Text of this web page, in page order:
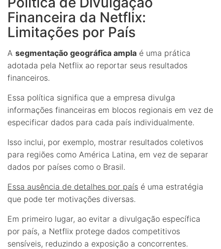
Financeira da Netflix:
Limitações por País
A segmentação geográfica ampla é uma prática
adotada pela Netflix ao reportar seus resultados
financeiros.
Essa política significa que a empresa divulga
informações financeiras em blocos regionais em vez de
especificar dados para cada país individualmente.
Isso inclui, por exemplo, mostrar resultados coletivos
para regiões como América Latina, em vez de separar
dados por países como o Brasil.
Essa ausência de detalhes por país é uma estratégia
que pode ter motivações diversas.
Em primeiro lugar, ao evitar a divulgação específica
por país, a Netflix protege dados competitivos
sensíveis, reduzindo a exposição a concorrentes.